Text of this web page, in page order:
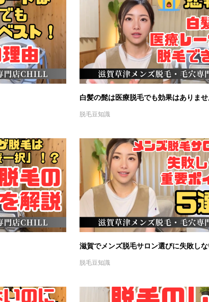
白髪の髭は医療脱毛でも効果はありませ
脱毛豆知識
滋賀でメンズ脱毛サロン選びに失敗し
脱毛豆知識